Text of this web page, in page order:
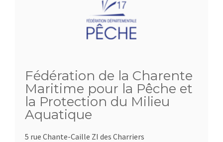
Fédération de la Charente
Maritime pour la Pêche et
la Protection du Milieu
Aquatique
5 rue Chante-Caille ZI des Charriers